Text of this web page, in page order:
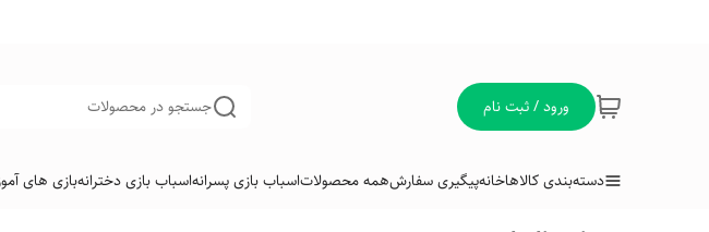
ورود / ثبت نام جستجو در محصولات
دسته‌بندی کالاهاخانهپیگیری سفارشهمه محصولاتاسباب بازی پسرانهاسباب بازی دخترانهبازی های